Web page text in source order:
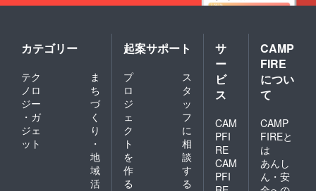
カテゴリー
テク
ノロ
ジー
・ガ
ジェ
ット
ま
ち
づ
く
り
・
地
域
活
起案サポート
プ
ロ
ジ
ェ
ク
ト
を
作
る
ス
タ
ッ
フ
に
相
談
す
る
サ
ー
ビ
ス
CAM
PFI
RE
CAM
PFI
CAMP
FIRE
につい
て
CAMP
FIREと
は
あんし
ん・安